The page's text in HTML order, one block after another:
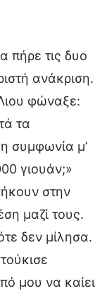
πήρε τις δυο
ανάκριση.
φώναξε:
τα
συμφωνία μ’
γιουάν;»
στην
μαζί τους.
δεν μίλησα.
μου να καίει